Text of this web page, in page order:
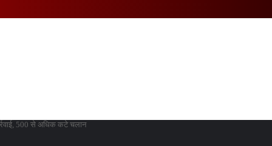
500 से अधिक कटे चलान